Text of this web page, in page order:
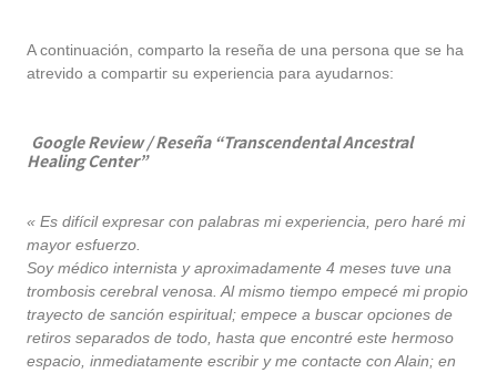
A continuación, comparto la reseña de una persona que se ha
atrevido a compartir su experiencia para ayudarnos:
Google Review / Reseña “Transcendental Ancestral
Healing Center”
« Es difícil expresar con palabras mi experiencia, pero haré mi
mayor esfuerzo.
Soy médico internista y aproximadamente 4 meses tuve una
trombosis cerebral venosa. Al mismo tiempo empecé mi propio
trayecto de sanción espiritual; empece a buscar opciones de
retiros separados de todo, hasta que encontré este hermoso
espacio, inmediatamente escribir y me contacte con Alain; en